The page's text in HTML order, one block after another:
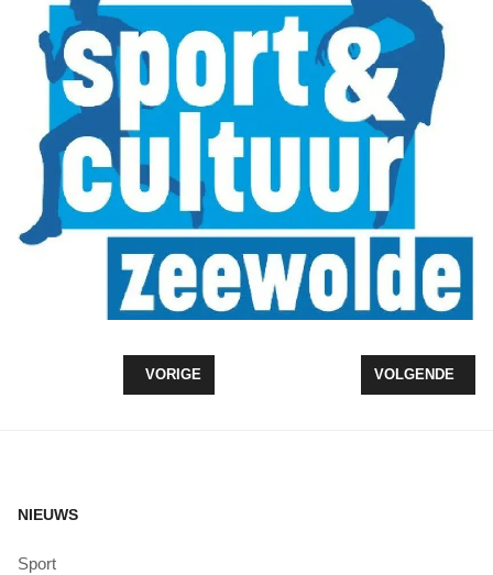
VORIG ARTIKEL: KORFBAL INSTUIF BIJ KV
VORIGE VOLGENDE
VOLGENDE
NIEUWS
Sport